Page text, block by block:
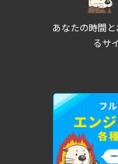
あなたの時間
るサ